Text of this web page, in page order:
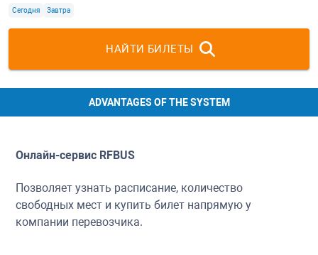
Сегодня Завтра
НАЙТИ БИЛЕТЫ
ADVANTAGES OF THE SYSTEM
Онлайн-сервис RFBUS
Позволяет узнать расписание, количество
свободных мест и купить билет напрямую у
компании перевозчика.